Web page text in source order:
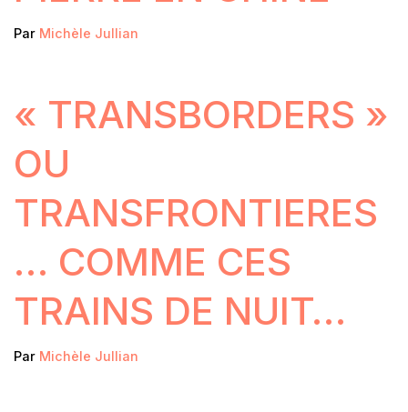
Par Michèle Jullian
« TRANSBORDERS »
OU
TRANSFRONTIERES
… COMME CES
TRAINS DE NUIT…
Par Michèle Jullian